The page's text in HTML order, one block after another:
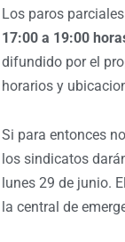
Los paros
17:00 a 19:00
difundido por el
horarios y
Si para entonces
los sindicatos
lunes 29 de junio.
la central de